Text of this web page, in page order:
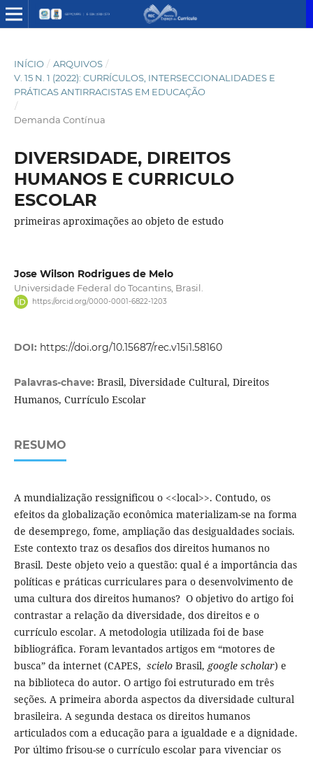
INÍCIO / ARQUIVOS /
V. 15 N. 1 (2022): CURRÍCULOS, INTERSECCIONALIDADES E
PRÁTICAS ANTIRRACISTAS EM EDUCAÇÃO
/
Demanda Contínua
DIVERSIDADE, DIREITOS
HUMANOS E CURRICULO
ESCOLAR
primeiras aproximações ao objeto de estudo
Jose Wilson Rodrigues de Melo
Universidade Federal do Tocantins, Brasil.
https://orcid.org/0000-0001-6822-1203
DOI: https://doi.org/10.15687/rec.v15i1.58160
Palavras-chave: Brasil, Diversidade Cultural, Direitos
Humanos, Currículo Escolar
RESUMO
A mundialização ressignificou o <<local>>. Contudo, os
efeitos da globalização econômica materializam-se na forma
de desemprego, fome, ampliação das desigualdades sociais.
Este contexto traz os desafios dos direitos humanos no
Brasil. Deste objeto veio a questão: qual é a importância das
políticas e práticas curriculares para o desenvolvimento de
uma cultura dos direitos humanos? O objetivo do artigo foi
contrastar a relação da diversidade, dos direitos e o
currículo escolar. A metodologia utilizada foi de base
bibliográfica. Foram levantados artigos em “motores de
busca” da internet (CAPES, scielo Brasil, google scholar) e
na biblioteca do autor. O artigo foi estruturado em três
seções. A primeira aborda aspectos da diversidade cultural
brasileira. A segunda destaca os direitos humanos
articulados com a educação para a igualdade e a dignidade.
Por último frisou-se o currículo escolar para vivenciar os